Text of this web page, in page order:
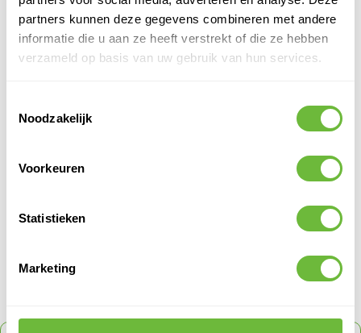
partners kunnen deze gegevens combineren met andere
informatie die u aan ze heeft verstrekt of die ze hebben
verzameld op basis van uw gebruik van hun services.
Noodzakelijk
Voorkeuren
Statistieken
Marketing
Merk
Resitrix
Soort
Hulpstukken
Materiaal
Resitrix EPDM SK-W Full Bond
Verwerking
PRODUCT QUESTIONS
Geen vragen
Houd er rekening mee dat alleen ingelogde gebruikers vragen